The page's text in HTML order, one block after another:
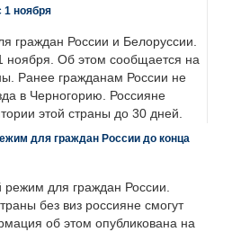
1 ноября
граждан России и Белоруссии.
ноября. Об этом сообщается на
Ранее гражданам России не
в Черногорию. Россияне
этой страны до 30 дней.
для граждан России до конца
режим для граждан России.
без виз россияне смогут
об этом опубликована на